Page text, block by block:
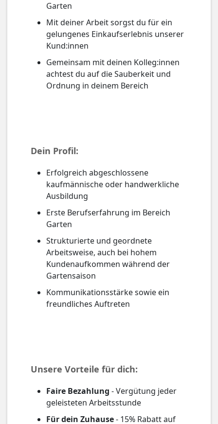
Garten
Mit deiner Arbeit sorgst du für ein
gelungenes Einkaufserlebnis unserer
Kund:innen
Gemeinsam mit deinen Kolleg:innen
achtest du auf die Sauberkeit und
Ordnung in deinem Bereich
Dein Profil:
Erfolgreich abgeschlossene
kaufmännische oder handwerkliche
Ausbildung
Erste Berufserfahrung im Bereich
Garten
Strukturierte und geordnete
Arbeitsweise, auch bei hohem
Kundenaufkommen während der
Gartensaison
Kommunikationsstärke sowie ein
freundliches Auftreten
Unsere Vorteile für dich:
Faire Bezahlung - Vergütung jeder
geleisteten Arbeitsstunde
Für dein Zuhause- 15% Rabatt auf